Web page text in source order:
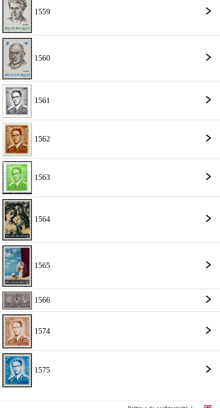
1559
1560
1561
1562
1563
1564
1565
1566
1574
1575